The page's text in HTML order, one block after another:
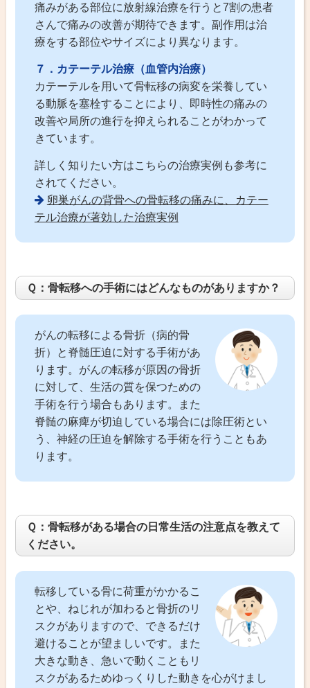
痛みがある部位に放射線治療を行うと7割の患者
さんで痛みの改善が期待できます。副作用は治
療をする部位やサイズにより異なります。
７．カテーテル治療（血管内治療）
カテーテルを用いて骨転移の病変を栄養してい
る動脈を塞栓することにより、即時性の痛みの
改善や局所の進行を抑えられることがわかって
きています。
詳しく知りたい方はこちらの治療実例も参考に
されてください。
卵巣がんの背骨への骨転移の痛みに、カテー
テル治療が著効した治療実例
Ｑ：骨転移への手術にはどんなものがありますか？
がんの転移による骨折（病的骨
折）と脊髄圧迫に対する手術があ
ります。がんの転移が原因の骨折
に対して、生活の質を保つための
手術を行う場合もあります。また
脊髄の麻痺が切迫している場合には除圧術とい
う、神経の圧迫を解除する手術を行うこともあ
ります。
Ｑ：骨転移がある場合の日常生活の注意点を教えて
ください。
転移している骨に荷重がかかるこ
とや、ねじれが加わると骨折のリ
スクがありますので、できるだけ
避けることが望ましいです。また
大きな動き、急いで動くこともリ
スクがあるためゆっくりした動きを心がけまし